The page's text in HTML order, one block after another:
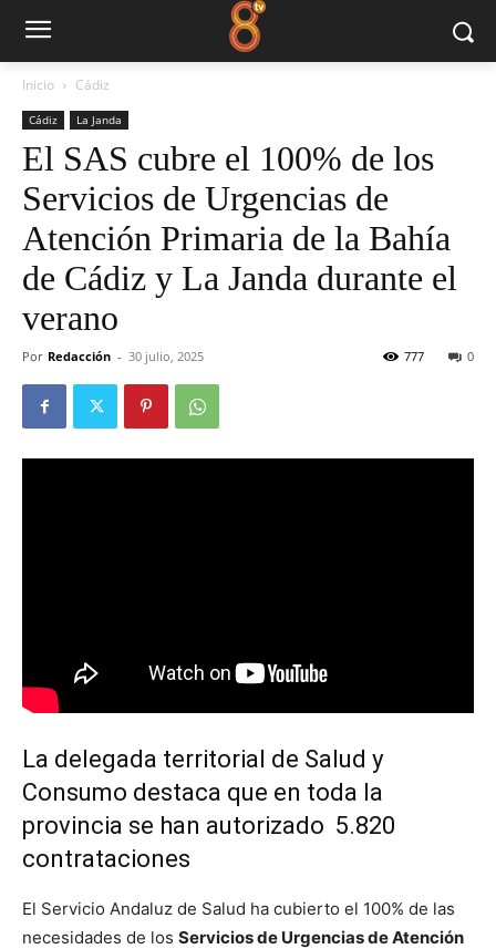
Inicio Cádiz
Cádiz La Janda
El SAS cubre el 100% de los
Servicios de Urgencias de
Atención Primaria de la Bahía
de Cádiz y La Janda durante el
verano
Por Redacción - 30 julio, 2025 0
777
La delegada territorial de Salud y
Consumo destaca que en toda la
provincia se han autorizado 5.820
contrataciones
El Servicio Andaluz de Salud ha cubierto el 100% de las
necesidades de los Servicios de Urgencias de Atención